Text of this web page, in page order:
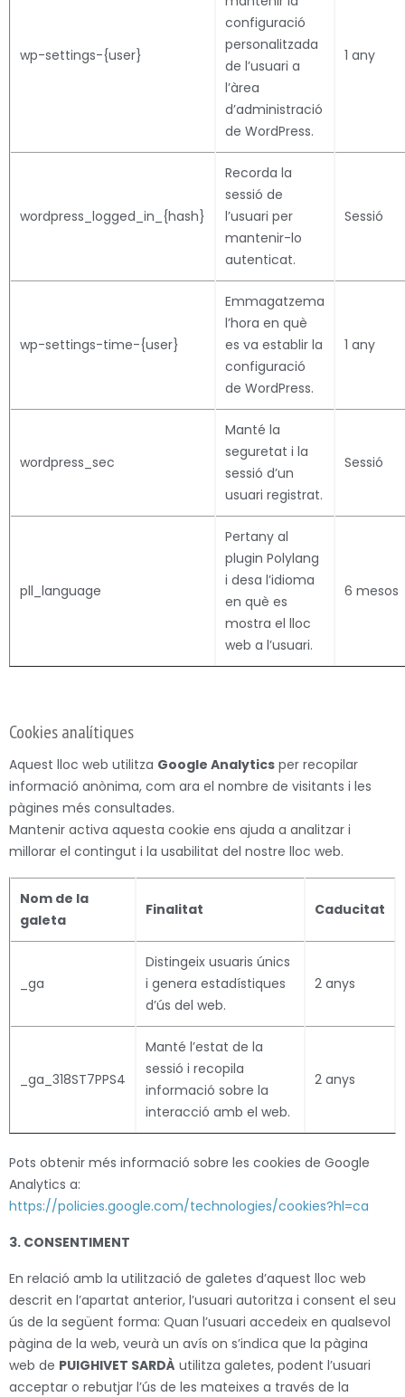
wp-settings-{user}
configuració
personalitzada
de l’usuari a
l’àrea
d’administració
de WordPress.
1 any
wordpress_logged_in_{hash}
Recorda la
sessió de
l’usuari per
mantenir-lo
autenticat.
Sessió
wp-settings-time-{user}
Emmagatzema
l’hora en què
es va establir la
configuració
de WordPress.
1 any
wordpress_sec
Manté la
seguretat i la
sessió d’un
usuari registrat.
Sessió
pll_language
Pertany al
plugin Polylang
i desa l’idioma
en què es
mostra el lloc
web a l’usuari.
6 mesos
Cookies analítiques
Aquest lloc web utilitza Google Analytics per recopilar
informació anònima, com ara el nombre de visitants i les
pàgines més consultades.
Mantenir activa aquesta cookie ens ajuda a analitzar i
millorar el contingut i la usabilitat del nostre lloc web.
Nom de la
galeta
Finalitat Caducitat
_ga
Distingeix usuaris únics
i genera estadístiques
d’ús del web.
2 anys
_ga_318ST7PPS4
Manté l’estat de la
sessió i recopila
informació sobre la
interacció amb el web.
2 anys
Pots obtenir més informació sobre les cookies de Google
Analytics a:
https://policies.google.com/technologies/cookies?hl=ca
3. CONSENTIMENT
En relació amb la utilització de galetes d’aquest lloc web
descrit en l’apartat anterior, l’usuari autoritza i consent el seu
ús de la següent forma: Quan l’usuari accedeix en qualsevol
pàgina de la web, veurà un avís on s’indica que la pàgina
web de PUIGHIVET SARDÀ utilitza galetes, podent l’usuari
acceptar o rebutjar l’ús de les mateixes a través de la